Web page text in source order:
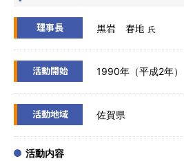
理事長 黒岩 春地 氏
活動開始 1990年（平成2年）
活動地域 佐賀県
活動内容